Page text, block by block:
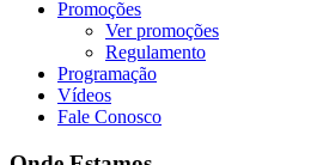
Promoções
Ver promoções
Regulamento
Programação
Vídeos
Fale Conosco